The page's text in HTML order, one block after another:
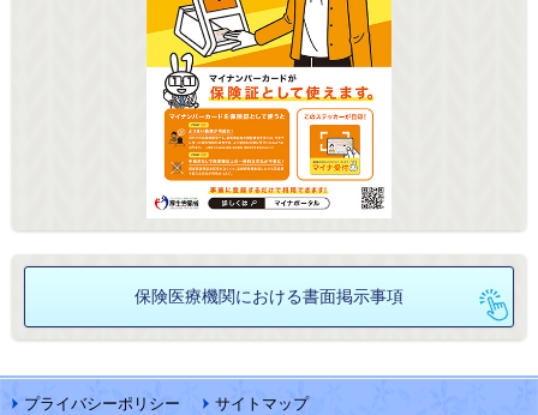
保険医療機関における書面掲示事項
プライバシーポリシー サイトマップ